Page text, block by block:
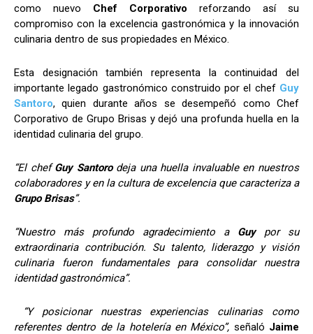
como nuevo Chef Corporativo reforzando así su
compromiso con la excelencia gastronómica y la innovación
culinaria dentro de sus propiedades en México.
Esta designación también representa la continuidad del
importante legado gastronómico construido por el chef Guy
Santoro, quien durante años se desempeñó como Chef
Corporativo de Grupo Brisas y dejó una profunda huella en la
identidad culinaria del grupo.
“El chefGuy Santorodeja una huella invaluable en nuestros
colaboradores y en la cultura de excelencia que caracteriza a
Grupo Brisas”.
“Nuestro más profundo agradecimiento a Guypor su
extraordinaria contribución. Su talento, liderazgo y visión
culinaria fueron fundamentales para consolidar nuestra
identidad gastronómica”.
“Y posicionar nuestras experiencias culinarias como
referentes dentro de la hotelería en México”, señaló Jaime